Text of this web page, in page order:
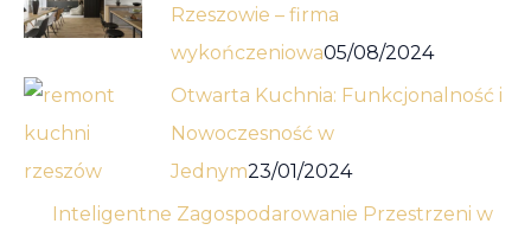
Rzeszowie – firma
wykończeniowa05/08/2024
Otwarta Kuchnia: Funkcjonalność i
Nowoczesność w
Jednym23/01/2024
Inteligentne Zagospodarowanie Przestrzeni w